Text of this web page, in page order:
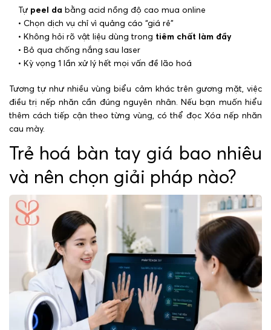
Tự peel da bằng acid nồng độ cao mua online
• Chọn dịch vụ chỉ vì quảng cáo “giá rẻ”
• Không hỏi rõ vật liệu dùng trong tiêm chất làm đầy
• Bỏ qua chống nắng sau laser
• Kỳ vọng 1 lần xử lý hết mọi vấn đề lão hoá
Tương tự như nhiều vùng biểu cảm khác trên gương mặt, việc
điều trị nếp nhăn cần đúng nguyên nhân. Nếu bạn muốn hiểu
thêm cách tiếp cận theo từng vùng, có thể đọc Xóa nếp nhăn
cau mày.
Trẻ hoá bàn tay giá bao nhiêu
và nên chọn giải pháp nào?